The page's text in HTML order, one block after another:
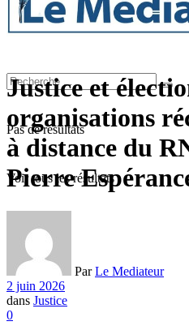
Pas de résultats
Voir tous les résultats
Justice et
organisations
à distance du
Pierre
Par Le Mediateur
2 juin 2026
dans Justice
0